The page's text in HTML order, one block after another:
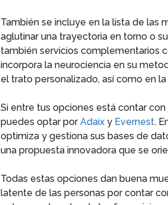
También se incluye en la lista de las
aglutinar una trayectoria en torno o
también servicios complementarios
incorpora la neurociencia en su
el trato personalizado, así como en
Si entre tus opciones está contar
puedes optar porAdaix y Evernest.
optimiza y gestiona sus bases de
una propuesta innovadora que se
Todas estas opciones dan buena
latente de las personas por contar